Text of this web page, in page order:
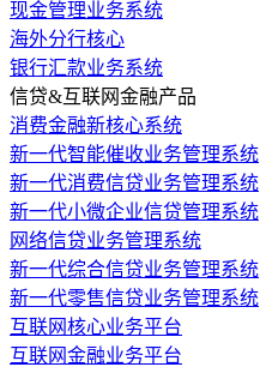
现金管理业务系统
海外分行核心
银行汇款业务系统
信贷&互联网金融产品
消费金融新核心系统
新一代智能催收业务管理系统
新一代消费信贷业务管理系统
新一代小微企业信贷管理系统
网络信贷业务管理系统
新一代综合信贷业务管理系统
新一代零售信贷业务管理系统
互联网核心业务平台
互联网金融业务平台